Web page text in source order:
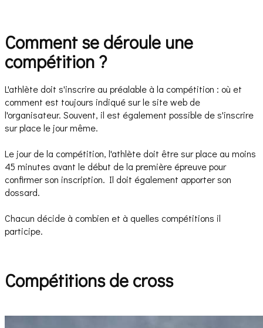
Comment se déroule une
compétition ?
L'athlète doit s'inscrire au préalable à la compétition : où et
comment est toujours indiqué sur le site web de
l'organisateur. Souvent, il est également possible de s'inscrire
sur place le jour même.
Le jour de la compétition, l'athlète doit être sur place au moins
45 minutes avant le début de la première épreuve pour
confirmer son inscription. Il doit également apporter son
dossard.
Chacun décide à combien et à quelles compétitions il
participe.
Compétitions de cross